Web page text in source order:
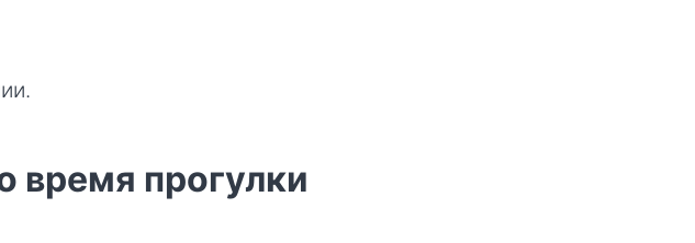
время прогулки